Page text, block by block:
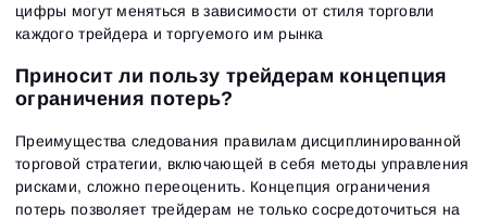
цифры могут меняться в зависимости от стиля торговли
каждого трейдера и торгуемого им рынка
Приносит ли пользу трейдерам концепция
ограничения потерь?
Преимущества следования правилам дисциплинированной
торговой стратегии, включающей в себя методы управления
рисками, сложно переоценить. Концепция ограничения
потерь позволяет трейдерам не только сосредоточиться на